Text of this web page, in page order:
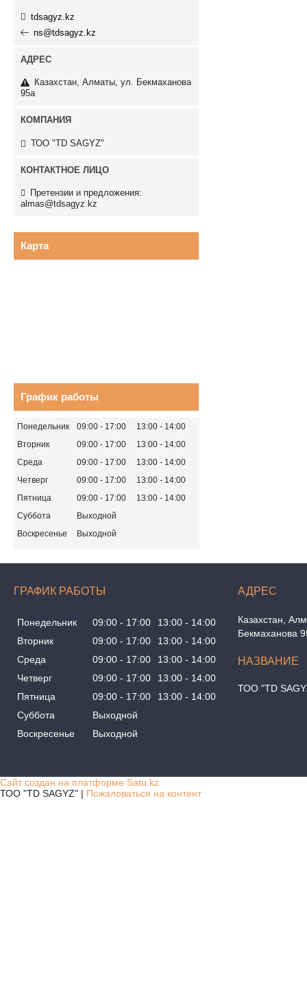
tdsagyz.kz
ns@tdsagyz.kz
Казахстан Алматы ул. Бекмаханова
95а
ТОО "TD SAGYZ"
Претензии и предложения:
almas@tdsagyz.kz
Карта
График работы
Понедельник 09:00 17:00 13:00
14:00
Вторник
09:00 17:00 13:00
14:00
Среда
09:00 17:00 13:00
14:00
Четверг
09:00 17:00 13:00
14:00
Пятница
09:00 17:00 13:00
14:00
Суббота
Выходной
Воскресенье
Выходной
ГРАФИК РАБОТЫ
Понедельник 09:00 17:00 13:00
14:00
Вторник
09:00 17:00 13:00
14:00
Среда
09:00 17:00 13:00
14:00
Четверг
09:00 17:00 13:00
14:00
Пятница
09:00 17:00 13:00
14:00
Суббота
Выходной
Воскресенье
Выходной
Казахстан
Бекмаханова
ТОО "TD
Сайт создан на платформе Satu.kz
ТОО "TD SAGYZ" | Пожаловаться на контент